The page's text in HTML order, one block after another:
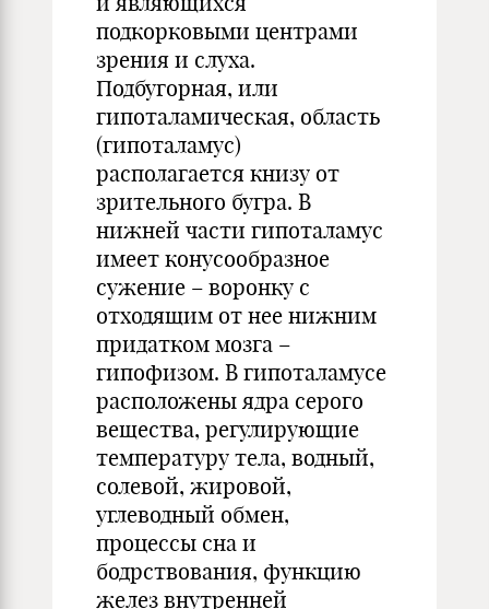
подкорковыми центрами
зрения и слуха.
Подбугорная, или
гипоталамическая, область
(гипоталамус)
располагается книзу от
зрительного бугра. В
нижней части гипоталамус
имеет конусообразное
сужение – воронку с
отходящим от нее нижним
придатком мозга –
гипофизом. В гипоталамусе
расположены ядра серого
вещества, регулирующие
температуру тела, водный,
солевой, жировой,
углеводный обмен,
процессы сна и
бодрствования, функцию
желез внутренней